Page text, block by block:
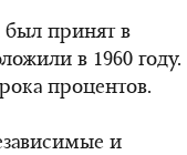
принят в
в 1960 году.
процентов.
и